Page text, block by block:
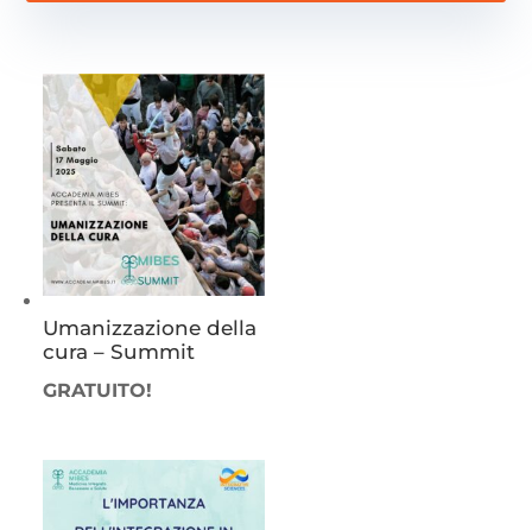
Umanizzazione della
cura – Summit
GRATUITO!